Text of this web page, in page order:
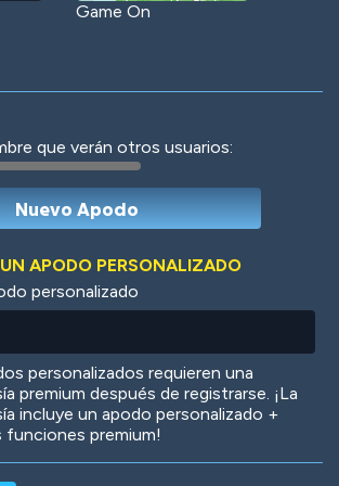
Game On
Jungle Cats
que verán otros usuarios:
APODO PERSONALIZADO
personalizado
personalizados requieren una
premium después de registrarse. ¡La
incluye un apodo personalizado +
funciones premium!